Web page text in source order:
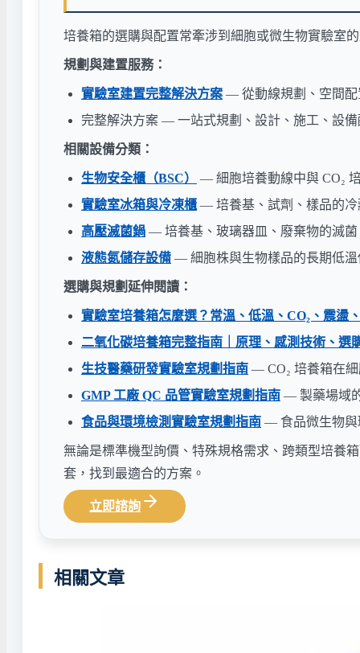
培養箱的選購與配置常牽涉到細胞或微生物實驗室
規劃與建置服務：
實驗室建置完整解決方案 — 從動線規劃、空間配
完整解決方案 — 一站式規劃、設計、施工、設備
相關設備分類：
生物安全櫃（BSC）
— 細胞培養動線中與 CO₂
實驗室冰箱與冷凍櫃 — 培養基、試劑、樣品的冷
高壓滅菌鍋 — 培養基、玻璃器皿、廢棄物的滅菌
液態氮儲存設備 — 細胞株與生物樣品的長期低溫
選購與規劃延伸閱讀：
實驗室培養箱怎麼選？常溫、低溫、CO₂、震盪
二氧化碳培養箱完整指南｜原理、感測技術、選
生技醫藥研發實驗室規劃指南 — CO₂ 培養箱在
GMP 工廠 QC 品管實驗室規劃指南 — 製藥場域
食品與環境檢測實驗室規劃指南 — 食品微生物與
無論是標準機型詢價、特殊規格需求、跨類型培養
套，找到最適合的方案。
立即諮詢
相關文章